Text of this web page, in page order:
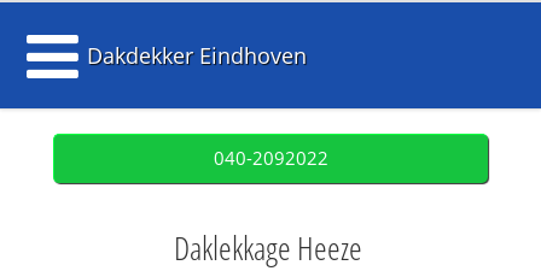
Dakdekker Eindhoven
040-2092022
Daklekkage Heeze